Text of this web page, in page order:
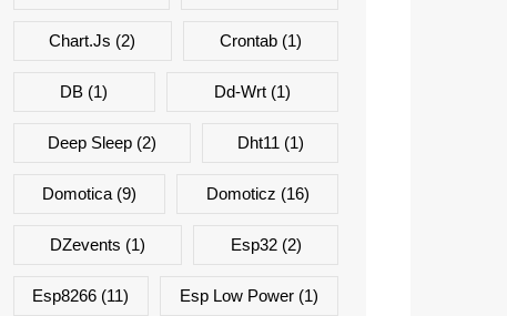
Chart.js (2) Crontab (1)
DB (1) Dd-Wrt (1)
Deep Sleep(2) Dht11 (1)
Domotica(9) Domoticz (16)
DZevents (1) Esp32(2)
Esp8266 (11) Esp Low Power (1)